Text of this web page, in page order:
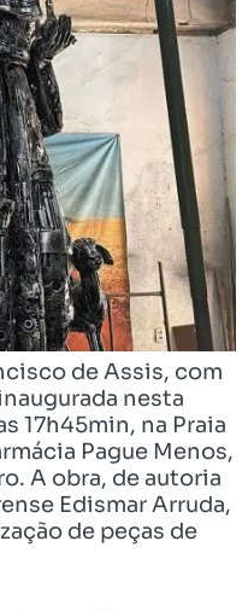
de Assis, com
nesta
17h45min, na Praia
Pague Menos,
A obra, de autoria
Edismar Arruda,
de peças de